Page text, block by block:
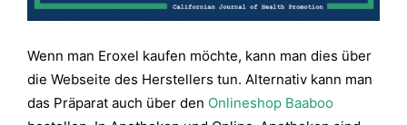
Wenn man Eroxel kaufen möchte, kann man dies über
die Webseite des Herstellers tun. Alternativ kann man
das Präparat auch über den Onlineshop Baaboo